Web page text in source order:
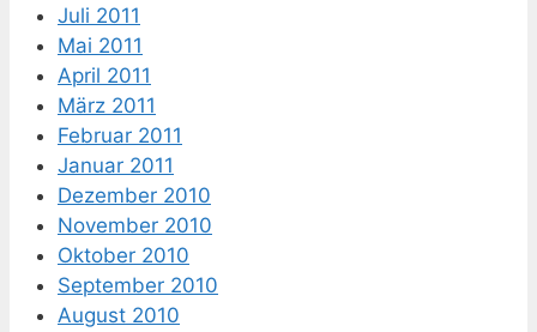
Juli 2011
Mai 2011
April 2011
März 2011
Februar 2011
Januar 2011
Dezember 2010
November 2010
Oktober 2010
September 2010
August 2010